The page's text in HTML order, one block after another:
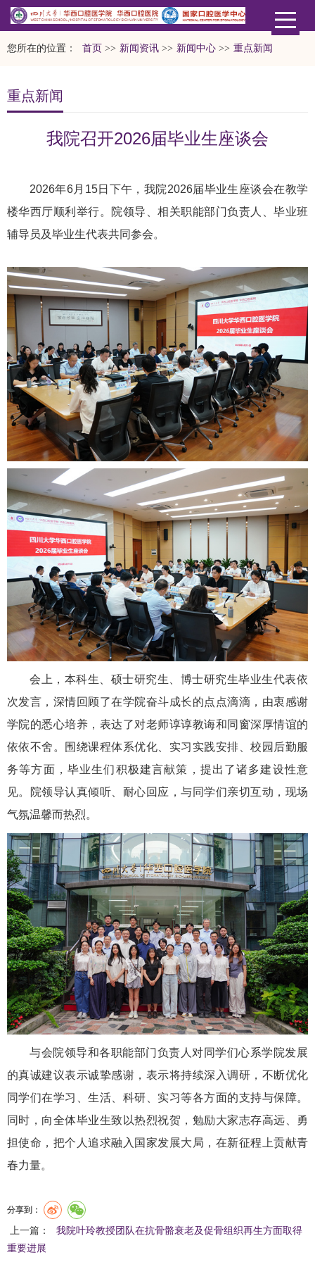
您所在的位置： 首页 >> 新闻资讯 >> 新闻中心 >> 重点新闻
重点新闻
我院召开2026届毕业生座谈会
2026年6月15日下午，我院2026届毕业生座谈会在教学
楼华西厅顺利举行。院领导、相关职能部门负责人、毕业班
辅导员及毕业生代表共同参会。
会上，本科生、硕士研究生、博士研究生毕业生代表依
次发言，深情回顾了在学院奋斗成长的点点滴滴，由衷感谢
学院的悉心培养，表达了对老师谆谆教诲和同窗深厚情谊的
依依不舍。围绕课程体系优化、实习实践安排、校园后勤服
务等方面，毕业生们积极建言献策，提出了诸多建设性意
见。院领导认真倾听、耐心回应，与同学们亲切互动，现场
气氛温馨而热烈。
与会院领导和各职能部门负责人对同学们心系学院发展
的真诚建议表示诚挚感谢，表示将持续深入调研，不断优化
同学们在学习、生活、科研、实习等各方面的支持与保障。
同时，向全体毕业生致以热烈祝贺，勉励大家志存高远、勇
担使命，把个人追求融入国家发展大局，在新征程上贡献青
春力量。
分享到：
上一篇：
我院叶玲教授团队在抗骨骼衰老及促骨组织再生方面取得
重要进展